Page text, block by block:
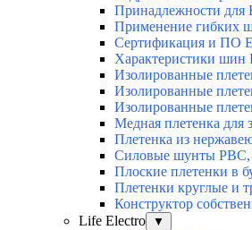
Принадлежности для
Применение гибких
Сертификация и ПО
Характеристики шин
Изолированные
Изолированные
Изолированные
Медная плетенка для
Плетенка из
Силовые шунты PBC,
Плоские плетенки в
Плетенки круглые и
Конструктор
Life Electro
▼